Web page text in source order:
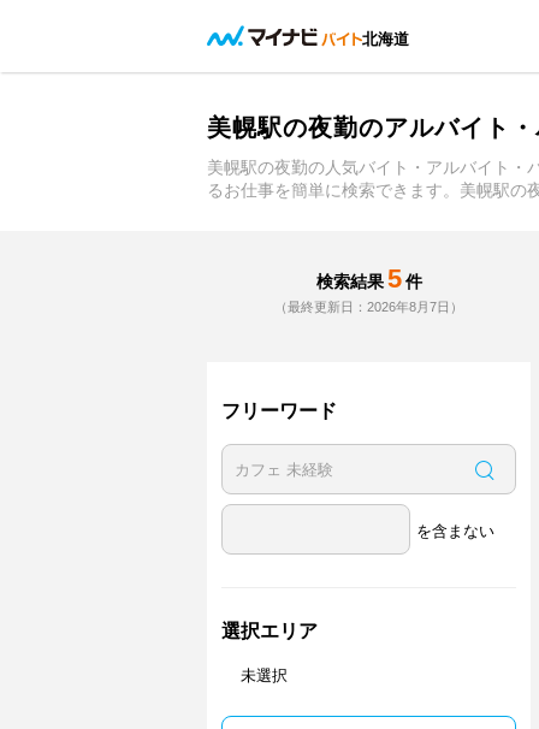
北海道
美幌駅の夜勤のアルバイト
美幌駅の夜勤の人気バイト・アルバイト・
るお仕事を簡単に検索できます。美幌駅の
検索結果 5 件
（最終更新日：2026年8月7日）
フリーワード
を含まない
選択エリア
未選択